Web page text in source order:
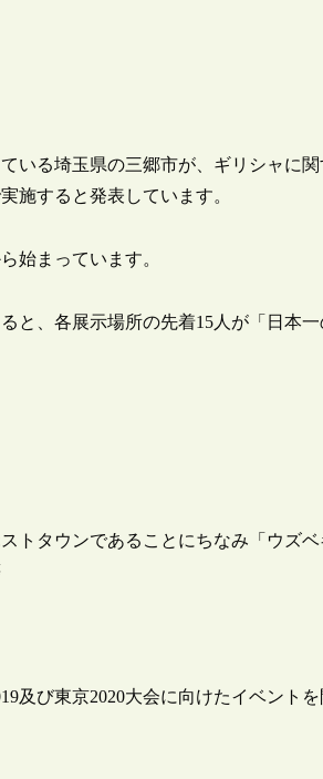
いる埼玉県の三郷市が、ギリシャに
施すると発表しています。
始まっています。
と、各展示場所の先着15人が「日本
トタウンであることにちなみ「ウズベ
及び東京2020大会に向けたイベントを